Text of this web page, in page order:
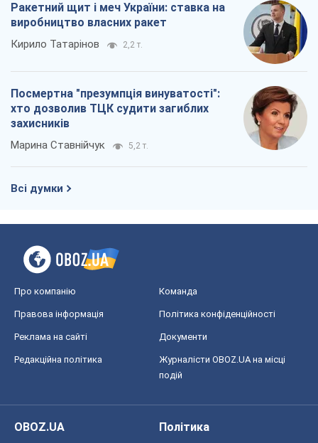
Ракетний щит і меч України: ставка на
виробництво власних ракет
Кирило Татарінов 2,2 т.
Посмертна "презумпція винуватості":
хто дозволив ТЦК судити загиблих
захисників
Марина Ставнійчук 5,2 т.
Всі думки
Про компанію Команда
Правова інформація Політика конфіденційності
Реклама на сайті Документи
Редакційна політика
Журналісти OBOZ.UA на місці
подій
OBOZ.UA
Політика